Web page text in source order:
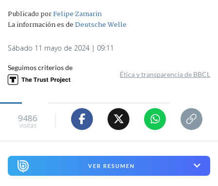
Publicado porFelipe Zamarin
La información es deDeutsche Welle
Sábado 11 mayo de 2024 | 09:11
Seguimos criterios de
Ética y transparencia de BBCL
9486
visitas
VER RESUMEN